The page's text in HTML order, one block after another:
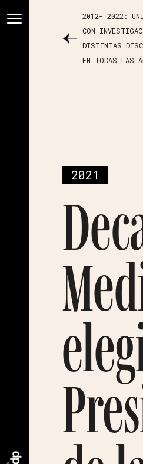
2012- 2022:
CON
DISTINTAS
EN TODAS LAS
2021